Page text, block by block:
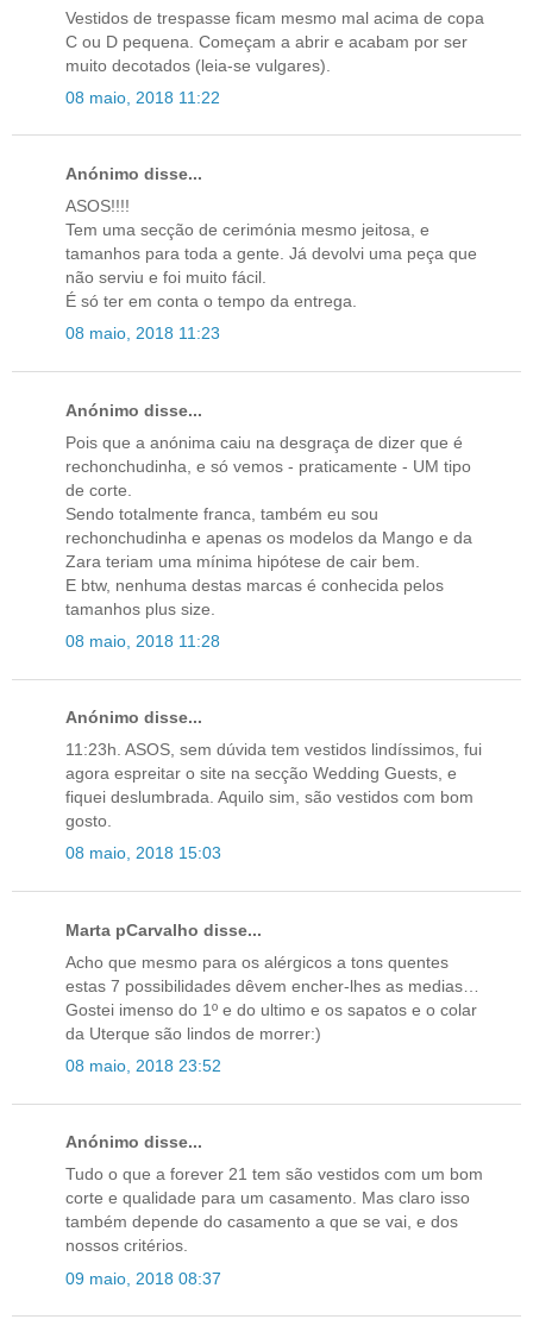
Vestidos de trespasse ficam mesmo mal acima de copa
C ou D pequena. Começam a abrir e acabam por ser
muito decotados (leia-se vulgares).
08 maio, 2018 11:22
Anónimo disse...
ASOS!!!!
Tem uma secção de cerimónia mesmo jeitosa, e
tamanhos para toda a gente. Já devolvi uma peça que
não serviu e foi muito fácil.
É só ter em conta o tempo da entrega.
08 maio, 2018 11:23
Anónimo disse...
Pois que a anónima caiu na desgraça de dizer que é
rechonchudinha, e só vemos - praticamente - UM tipo
de corte.
Sendo totalmente franca, também eu sou
rechonchudinha e apenas os modelos da Mango e da
Zara teriam uma mínima hipótese de cair bem.
E btw, nenhuma destas marcas é conhecida pelos
tamanhos plus size.
08 maio, 2018 11:28
Anónimo disse...
11:23h. ASOS, sem dúvida tem vestidos lindíssimos, fui
agora espreitar o site na secção Wedding Guests, e
fiquei deslumbrada. Aquilo sim, são vestidos com bom
gosto.
08 maio, 2018 15:03
Marta pCarvalho disse...
Acho que mesmo para os alérgicos a tons quentes
estas 7 possibilidades dêvem encher-lhes as medias…
Gostei imenso do 1º e do ultimo e os sapatos e o colar
da Uterque são lindos de morrer:)
08 maio, 2018 23:52
Anónimo disse...
Tudo o que a forever 21 tem são vestidos com um bom
corte e qualidade para um casamento. Mas claro isso
também depende do casamento a que se vai, e dos
nossos critérios.
09 maio, 2018 08:37